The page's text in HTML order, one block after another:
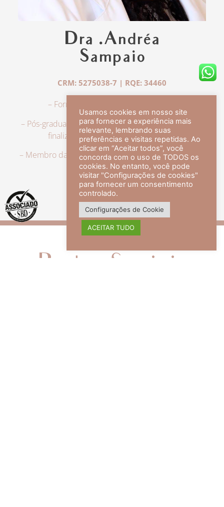
Dra .Andréa
Sampaio
CRM: 5275038-7 | RQE: 34460
– Formação em Medicina pela UFRJ.
– Pós-graduação em Dermatologia pela UFRJ, tendo
finalizado a especialização em 2007.
– Membro da Sociedade Brasileira de Dermatologia,
com título de especialista.
veja mais +
Redes Sociais
Usamos cookies em nosso site
para fornecer a experiência mais
relevante, lembrando suas
preferências e visitas repetidas. Ao
clicar em “Aceitar todos”, você
concorda com o uso de TODOS os
cookies. No entanto, você pode
visitar "Configurações de cookies"
para fornecer um consentimento
controlado.
Configurações de Cookie
ACEITAR TUDO